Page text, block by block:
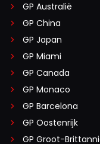
GP Australië
GP China
GP Japan
GP Miami
GP Canada
GP Monaco
GP Barcelona
GP Oostenrijk
GP Groot-